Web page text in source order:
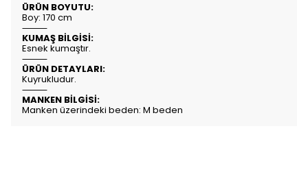
ÜRÜN BOYUTU:
Boy: 170 cm
⸻
KUMAŞ BİLGİSİ:
Esnek kumaştır.
⸻
ÜRÜN DETAYLARI:
Kuyrukludur.
⸻
MANKEN BİLGİSİ:
Manken üzerindeki beden: M beden